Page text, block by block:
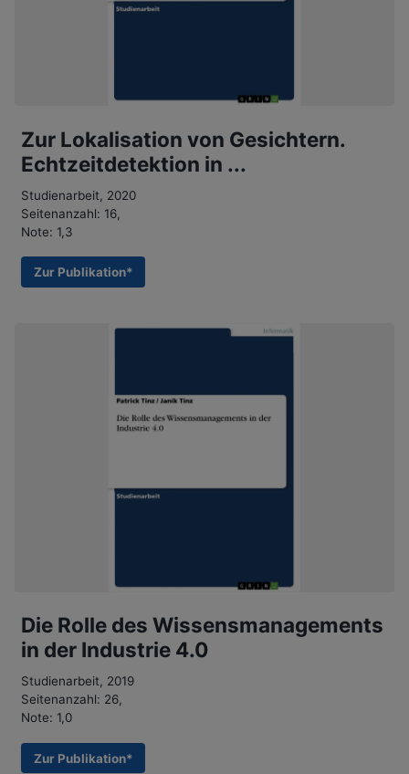
Zur Lokalisation von Gesichtern.
Echtzeitdetektion in ...
Studienarbeit, 2020
Seitenanzahl: 16,
Note: 1,3
Zur Publikation*
Die Rolle des Wissensmanagements
in der Industrie 4.0
Studienarbeit, 2019
Seitenanzahl: 26,
Note: 1,0
Zur Publikation*